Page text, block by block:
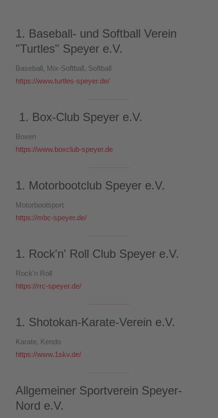
1. Baseball- und Softball Verein
"Turtles" Speyer e.V.
Baseball, Mix-Softball, Softball
https://www.turtles-speyer.de/
1. Box-Club Speyer e.V.
Boxen
https://www.boxclub-speyer.de
1. Motorbootclub Speyer e.V.
Motorbootsport
https://mbc-speyer.de/
1. Rock'n' Roll Club Speyer e.V.
Rock'n Roll
https://rrc-speyer.de/
1. Shotokan-Karate-Verein e.V.
Karate, Kendo
https://www.1skv.de/
Allgemeiner Sportverein Speyer-
Nord e.V.